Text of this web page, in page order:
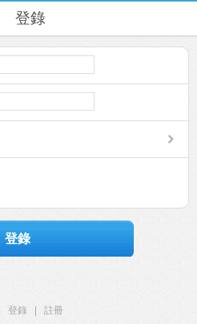
登錄
登錄
登錄
註冊